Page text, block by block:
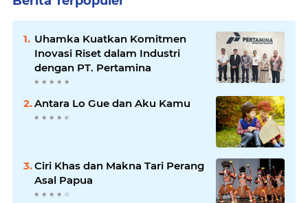
Uhamka Kuatkan Komitmen
Inovasi Riset dalam Industri
dengan PT. Pertamina
Antara Lo Gue dan Aku Kamu
Ciri Khas dan Makna Tari Perang
Asal Papua